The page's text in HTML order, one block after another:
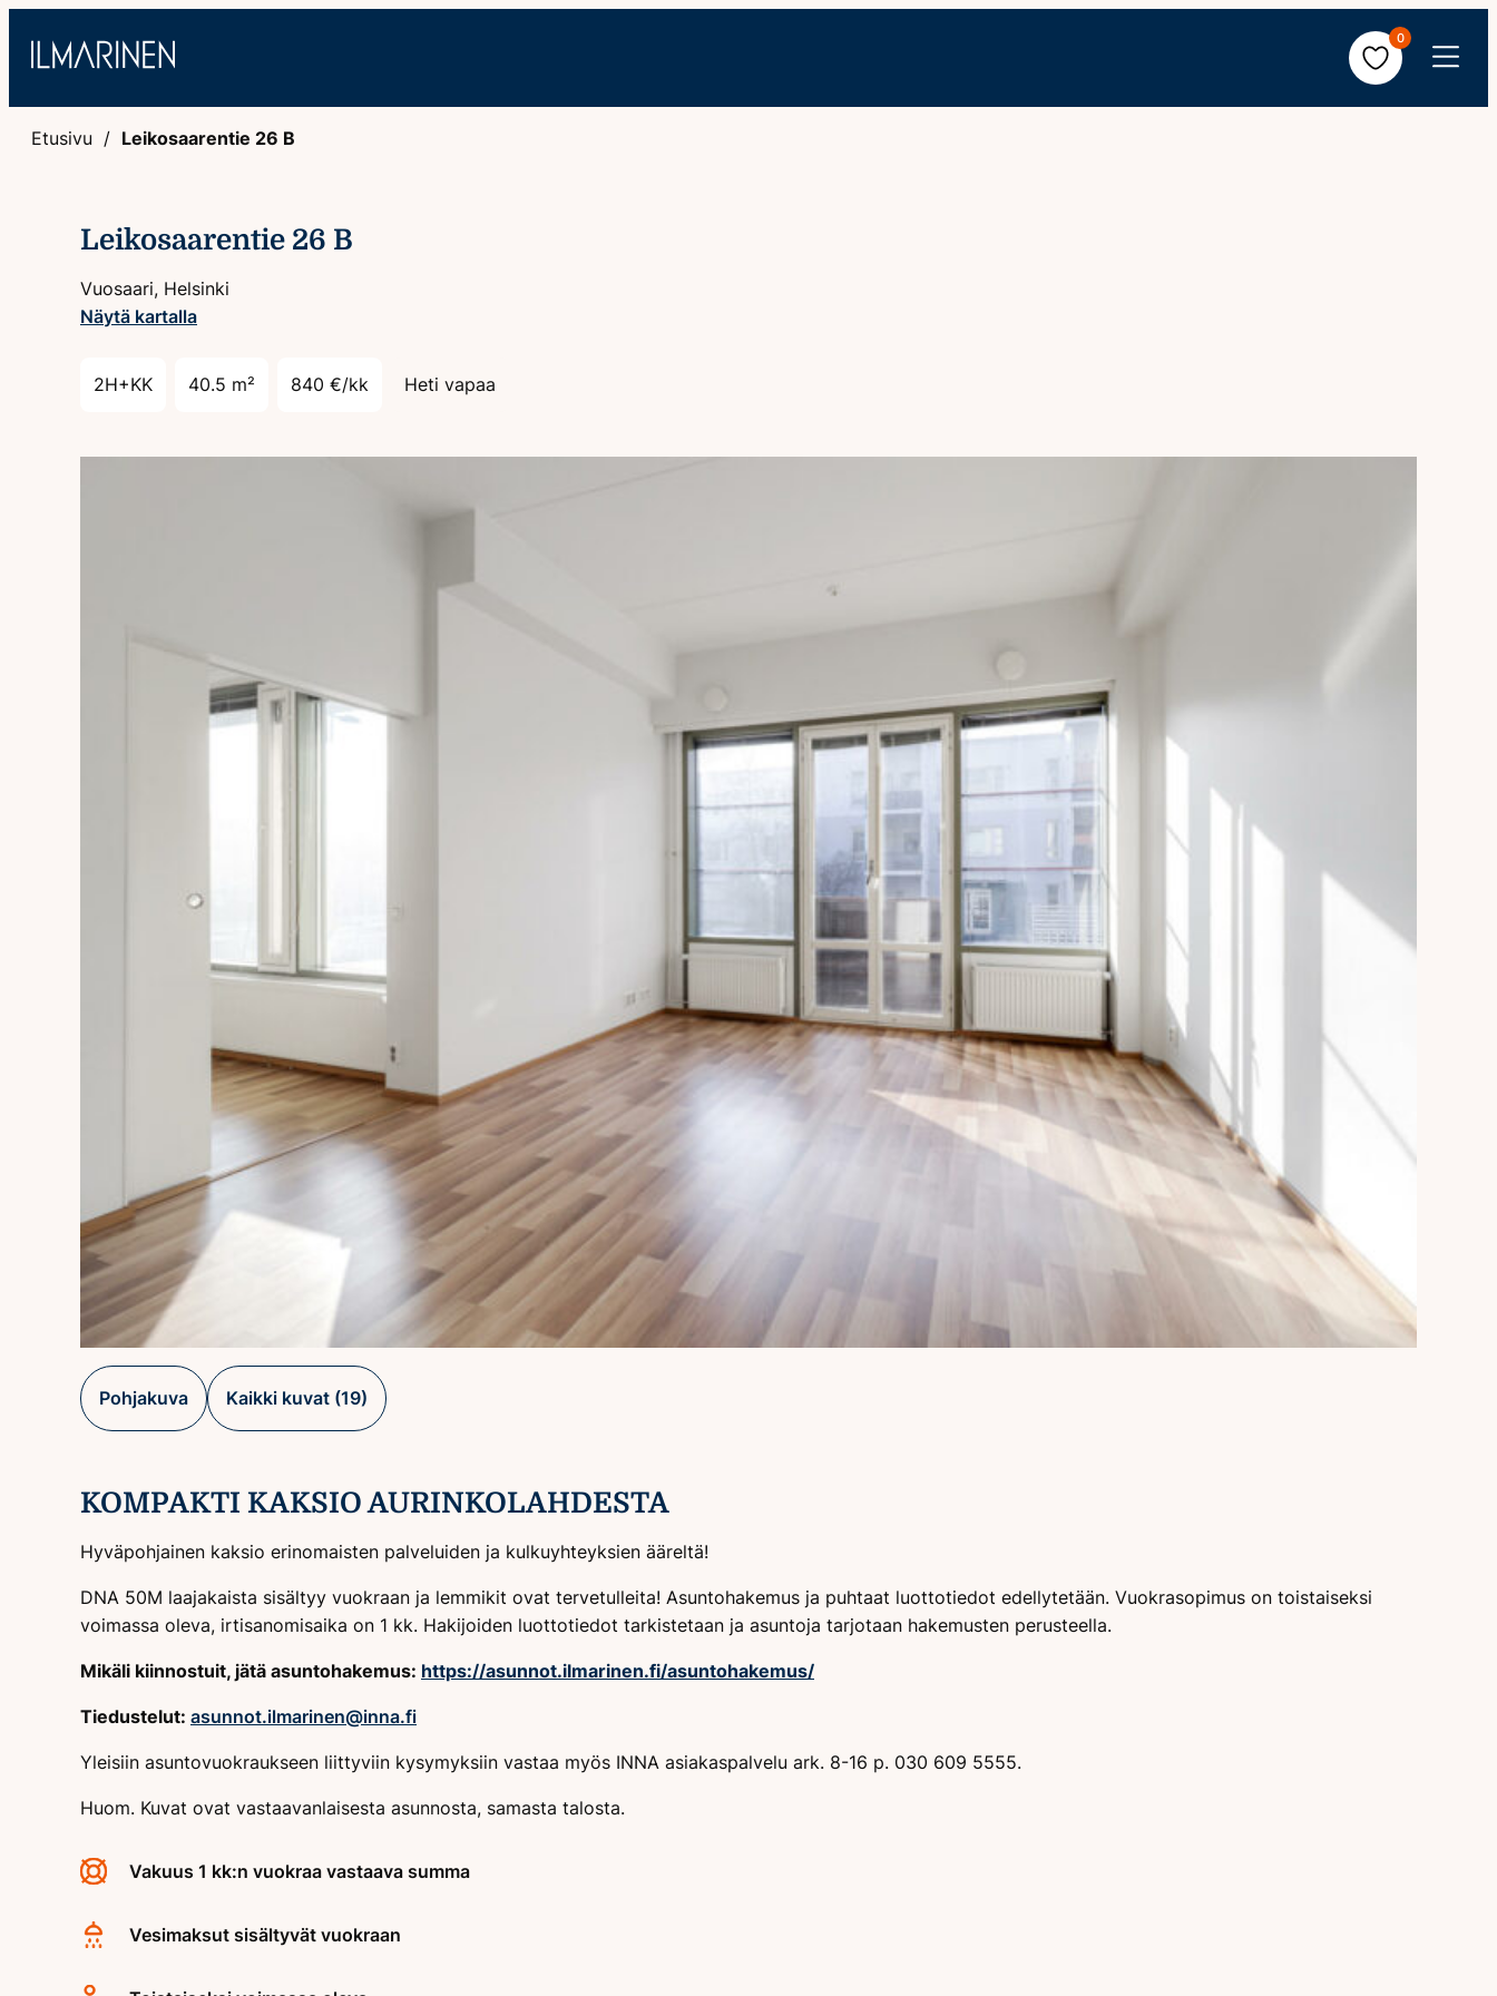
sisältöön
0
Avaa
valikko
Etusivu Leikosaarentie 26 B
Leikosaarentie 26 B
Vuosaari, Helsinki
Näytä kartalla
2H+KK 40.5 m² 840 €/kk Heti vapaa
Pohjakuva Kaikki kuvat (19)
KOMPAKTI KAKSIO AURINKOLAHDESTA
Hyväpohjainen kaksio erinomaisten palveluiden ja kulkuyhteyksien ääreltä!
DNA 50M laajakaista sisältyy vuokraan ja lemmikit ovat tervetulleita! Asuntohakemus ja puhtaat luottotiedot edellytetään. Vuokrasopimus on toistaiseksi
voimassa oleva, irtisanomisaika on 1 kk. Hakijoiden luottotiedot tarkistetaan ja asuntoja tarjotaan hakemusten perusteella.
Mikäli kiinnostuit, jätä asuntohakemus: https://asunnot.ilmarinen.fi/asuntohakemus/
Tiedustelut: asunnot.ilmarinen@inna.fi
Yleisiin asuntovuokraukseen liittyviin kysymyksiin vastaa myös INNA asiakaspalvelu ark. 8-16 p. 030 609 5555.
Huom. Kuvat ovat vastaavanlaisesta asunnosta, samasta talosta.
Vakuus 1 kk:n vuokraa vastaava summa
Vesimaksut sisältyvät vuokraan